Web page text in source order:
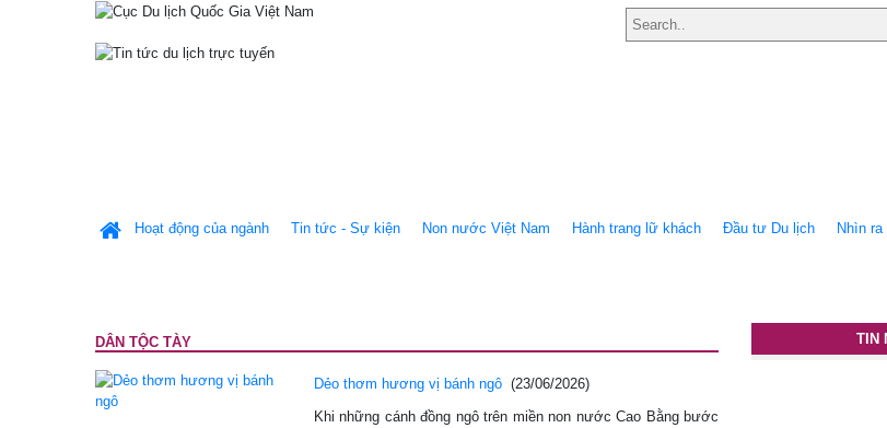
Hoạt động của ngành Tin tức - Sự kiện Non nước Việt Nam Hành trang lữ khách Ðầu tư Du lịch Nhìn
DÂN TỘC TÀY
Dẻo thơm hương vị bánh ngô (23/06/2026)
Khi những cánh đồng ngô trên miền non nước Cao Bằng bước
TIN